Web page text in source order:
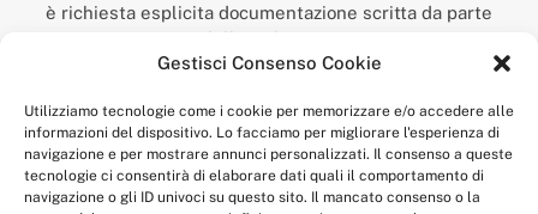
Gestisci Consenso Cookie
Utilizziamo tecnologie come i cookie per memorizzare e/o accedere alle
informazioni del dispositivo. Lo facciamo per migliorare l'esperienza di
navigazione e per mostrare annunci personalizzati. Il consenso a queste
tecnologie ci consentirà di elaborare dati quali il comportamento di
navigazione o gli ID univoci su questo sito. Il mancato consenso o la
è richiesta esplicita documentazione scritta da parte
della redazione.
“Anagnia” è un marchio registrato presso l’Ufficio Italiano
Economico,
num. registrazione: 302017000014044 del 9 febbraio 2017.
Per contatti:redazione@anagnia.com